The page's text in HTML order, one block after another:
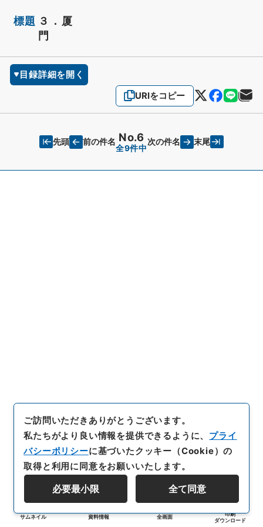
標題 ３．厦
門
目録詳細を開く
URIをコピー
先頭 前の件名 No.6
全9件中
次の件名 末尾
サムネイル 資料情報 全画面
印刷
ダウンロード
ご訪問いただきありがとうございます。
私たちがより良い情報を提供できるように、 プライ
バシーポリシーに基づいたクッキー（Cookie）の
取得と利用に同意をお願いいたします。
必要最小限 全て同意